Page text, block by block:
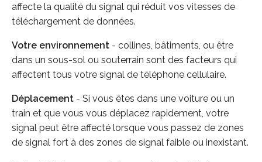
affecte la qualité du signal qui réduit vos vitesses de
téléchargement de données.
Votre environnement - collines, bâtiments, ou être
dans un sous-sol ou souterrain sont des facteurs qui
affectent tous votre signal de téléphone cellulaire.
Déplacement - Si vous êtes dans une voiture ou un
train et que vous vous déplacez rapidement, votre
signal peut être affecté lorsque vous passez de zones
de signal fort à des zones de signal faible ou inexistant.